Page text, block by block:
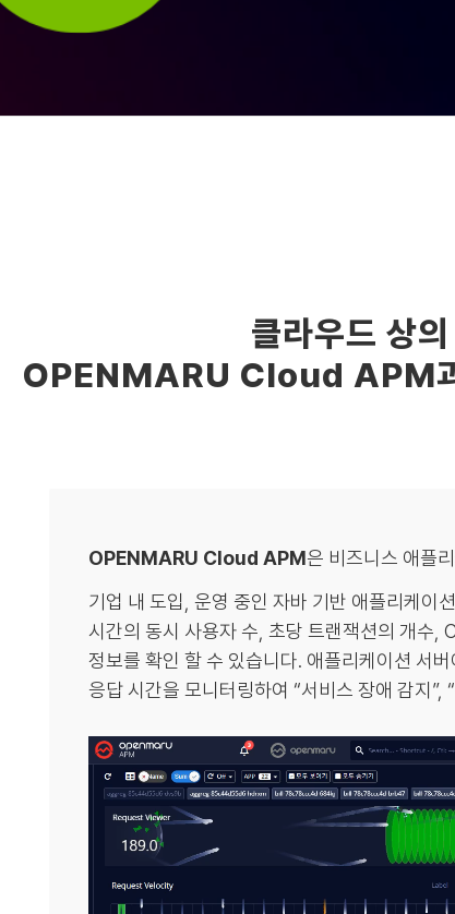
클라우드 상
OPENMARU Cloud APM
OPENMARU Cloud APM은 비즈니스 애플
기업 내 도입, 운영 중인 자바 기반 애플리케이
시간의 동시 사용자 수, 초당 트랜잭션의 개수,
정보를 확인 할 수 있습니다. 애플리케이션 서
응답 시간을 모니터링하여 “서비스 장애 감지”,